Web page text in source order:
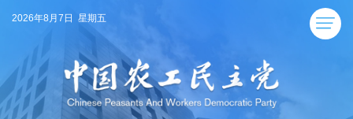
2026年8月7日 星期五